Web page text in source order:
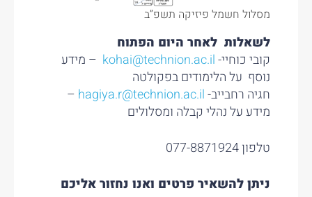
מסלול חשמל פיזיקה תשפ”ב
לשאלות לאחר היום הפתוח
קובי כוחיי-kohai@technion.ac.il – מידע
נוסף על הלימודים בפקולטה
חגיה רחבייב-hagiya.r@technion.ac.il
–
מידע על נהלי קבלה ומסלולים
טלפון 077-8871924
ניתן להשאיר פרטים ואנו נחזור אליכם